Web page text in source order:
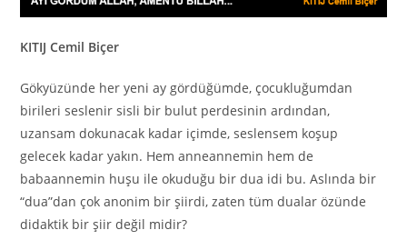
KITIJ Cemil Biçer
Gökyüzünde her yeni ay gördüğümde, çocukluğumdan
birileri seslenir sisli bir bulut perdesinin ardından,
uzansam dokunacak kadar içimde, seslensem koşup
gelecek kadar yakın. Hem anneannemin hem de
babaannemin huşu ile okuduğu bir dua idi bu. Aslında bir
“dua”dan çok anonim bir şiirdi, zaten tüm dualar özünde
didaktik bir şiir değil midir?